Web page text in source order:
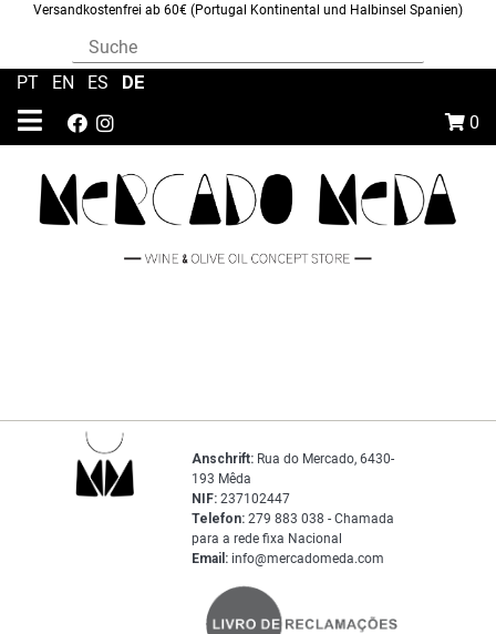
Versandkostenfrei ab 60€ (Portugal Kontinental und Halbinsel Spanien)
0
PT EN ES DE
Anschrift: Rua do Mercado, 6430-
193 Mêda
NIF: 237102447
Telefon: 279 883 038 - Chamada
para a rede fixa Nacional
Email: info@mercadomeda.com